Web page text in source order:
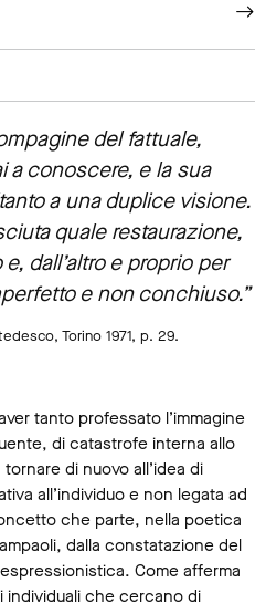
del fattuale,
a conoscere, e la sua
a una duplice visione.
quale restaurazione,
dall’altro e proprio per
e non conchiuso.”
Torino 1971, p. 29.
tanto professato l’immagine
di catastrofe interna allo
di nuovo all’idea di
all’individuo e non legata ad
che parte, nella poetica
dalla constatazione del
Come afferma
individuali che cercano di